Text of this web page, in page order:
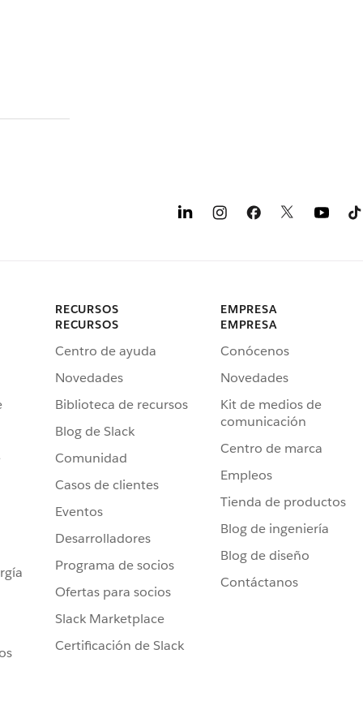
RECURSOS
RECURSOS
Centro de ayuda
Novedades
Biblioteca de recursos
Blog de Slack
Comunidad
Casos de clientes
Eventos
Desarrolladores
Programa de socios
Ofertas para socios
Slack Marketplace
Certificación de Slack
EMPRESA
EMPRESA
Conócenos
Novedades
Kit de medios de
comunicación
Centro de marca
Empleos
Tienda de productos
Blog de ingeniería
Blog de diseño
Contáctanos